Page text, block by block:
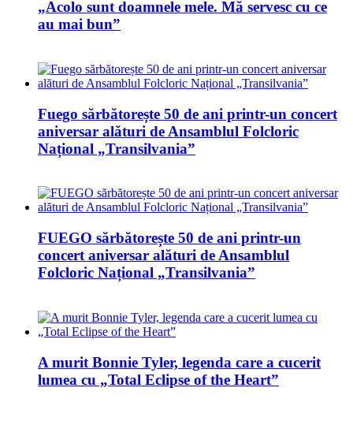
„Acolo sunt doamnele mele. Mă servesc cu ce
au mai bun”
Fuego sărbătorește 50 de ani printr-un concert
aniversar alături de Ansamblul Folcloric
Național „Transilvania”
FUEGO sărbătorește 50 de ani printr-un
concert aniversar alături de Ansamblul
Folcloric Național „Transilvania”
A murit Bonnie Tyler, legenda care a cucerit
lumea cu „Total Eclipse of the Heart”